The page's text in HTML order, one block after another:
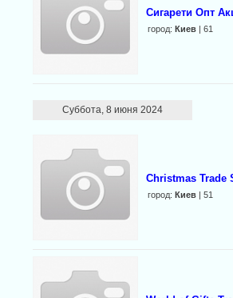
Сигарети Опт
город: Киев| 61
Суббота, 8 июня 2024
Christmas Trade
город: Киев| 51